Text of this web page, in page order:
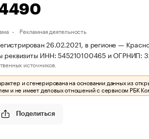
Рекламная деятельность
26.02.2021, в регионе —
реквизиты ИНН: 545210100465 и ОГРНИП:
источников.
и сгенерирована на основании данных из
и не имеет деловых отношений с сервисом РБК
Поделиться